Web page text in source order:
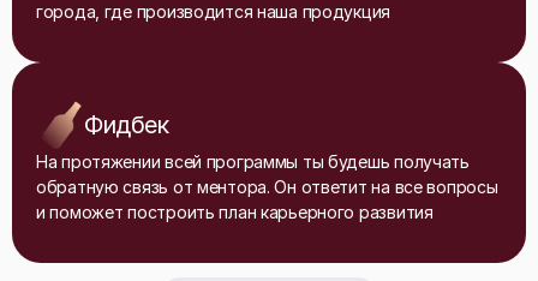
города, где производится наша продукция
Фидбек
На протяжении всей программы ты будешь получать
обратную связь от ментора. Он ответит на все вопросы
и поможет построить план карьерного развития